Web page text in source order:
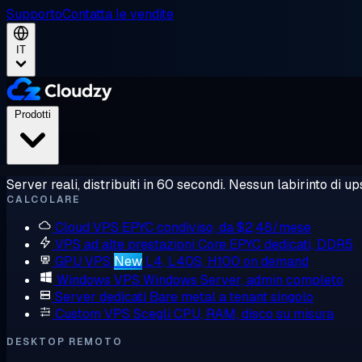
SupportoContatta le vendite
IT
Server reali, distribuiti in 60 secondi. Nessun labirinto di
CALCOLARE
Cloud VPS EPYC condiviso, da $2,48/mese
VPS ad alte prestazioni Core EPYC dedicati, DDR5
GPU VPS New L4, L40S, H100 on demand
Windows VPS Windows Server, admin completo
Server dedicati Bare metal a tenant singolo
Custom VPS Scegli CPU, RAM, disco su misura
DESKTOP REMOTO